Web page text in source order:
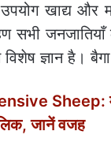
खाद्य और
जनजातियाँ
ज्ञान है।
Sheep:
जानें वजह